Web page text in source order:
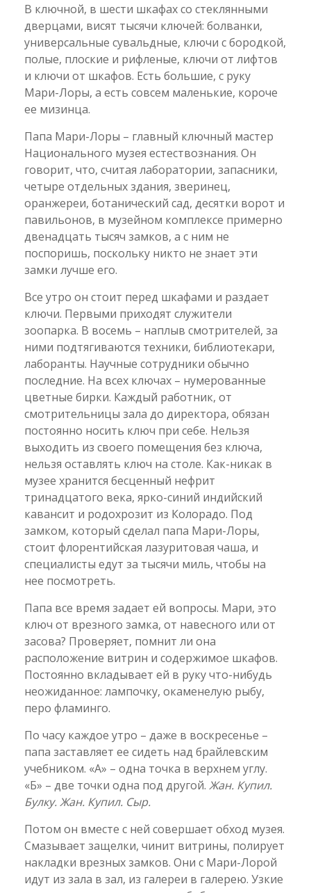
В ключной, в шести шкафах со стеклянными
дверцами, висят тысячи ключей: болванки,
универсальные сувальдные, ключи с бородкой,
полые, плоские и рифленые, ключи от лифтов
и ключи от шкафов. Есть большие, с руку
Мари-Лоры, а есть совсем маленькие, короче
ее мизинца.
Папа Мари-Лоры – главный ключный мастер
Национального музея естествознания. Он
говорит, что, считая лаборатории, запасники,
четыре отдельных здания, зверинец,
оранжереи, ботанический сад, десятки ворот и
павильонов, в музейном комплексе примерно
двенадцать тысяч замков, а с ним не
поспоришь, поскольку никто не знает эти
замки лучше его.
Все утро он стоит перед шкафами и раздает
ключи. Первыми приходят служители
зоопарка. В восемь – наплыв смотрителей, за
ними подтягиваются техники, библиотекари,
лаборанты. Научные сотрудники обычно
последние. На всех ключах – нумерованные
цветные бирки. Каждый работник, от
смотрительницы зала до директора, обязан
постоянно носить ключ при себе. Нельзя
выходить из своего помещения без ключа,
нельзя оставлять ключ на столе. Как-никак в
музее хранится бесценный нефрит
тринадцатого века, ярко-синий индийский
кавансит и родохрозит из Колорадо. Под
замком, который сделал папа Мари-Лоры,
стоит флорентийская лазуритовая чаша, и
специалисты едут за тысячи миль, чтобы на
нее посмотреть.
Папа все время задает ей вопросы. Мари, это
ключ от врезного замка, от навесного или от
засова? Проверяет, помнит ли она
расположение витрин и содержимое шкафов.
Постоянно вкладывает ей в руку что-нибудь
неожиданное: лампочку, окаменелую рыбу,
перо фламинго.
По часу каждое утро – даже в воскресенье –
папа заставляет ее сидеть над брайлевским
учебником. «А» – одна точка в верхнем углу.
«Б» – две точки одна под другой. Жан. Купил.
Булку. Жан. Купил. Сыр.
Потом он вместе с ней совершает обход музея.
Смазывает защелки, чинит витрины, полирует
накладки врезных замков. Они с Мари-Лорой
идут из зала в зал, из галереи в галерею. Узкие